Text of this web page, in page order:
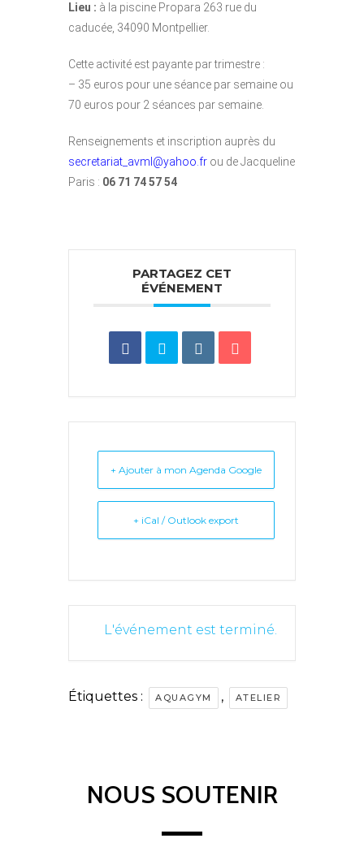
Lieu : à la piscine Propara 263 rue du
caducée, 34090 Montpellier.
Cette activité est payante par trimestre :
– 35 euros pour une séance par semaine ou
70 euros pour 2 séances par semaine.
Renseignements et inscription auprès du
secretariat_avml@yahoo.fr ou de Jacqueline
Paris : 06 71 74 57 54
PARTAGEZ CET
ÉVÉNEMENT
+ Ajouter à mon Agenda Google
+ iCal / Outlook export
L'événement est terminé.
Étiquettes : AQUAGYM , ATELIER
NOUS SOUTENIR